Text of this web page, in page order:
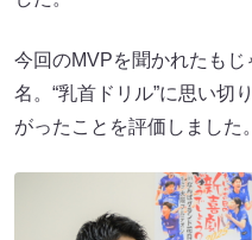
今回のMVPを聞かれたも
名。“乳首ドリル”に思い切
がったことを評価しました。